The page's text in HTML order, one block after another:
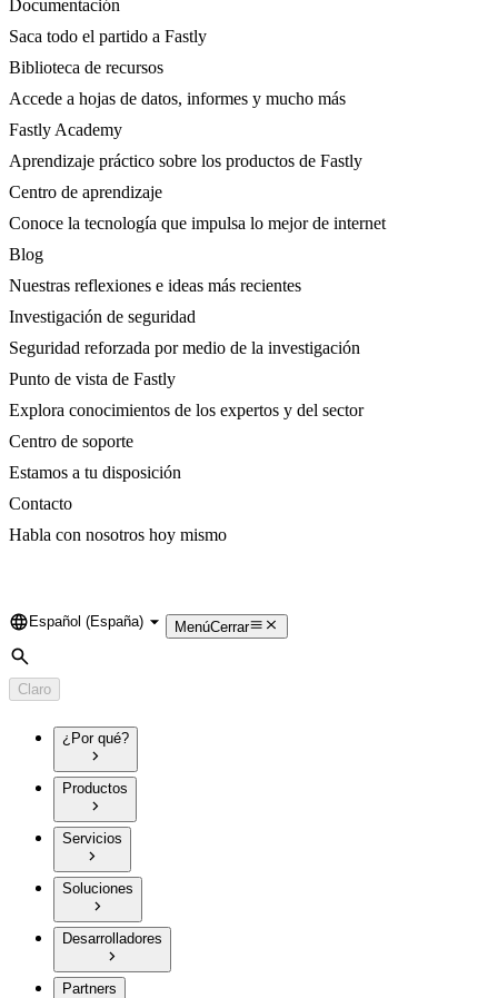
Documentación
Saca todo el partido a Fastly
Biblioteca de recursos
Accede a hojas de datos, informes y mucho más
Fastly Academy
Aprendizaje práctico sobre los productos de Fastly
Centro de aprendizaje
Conoce la tecnología que impulsa lo mejor de internet
Blog
Nuestras reflexiones e ideas más recientes
Investigación de seguridad
Seguridad reforzada por medio de la investigación
Punto de vista de Fastly
Explora conocimientos de los expertos y del sector
Centro de soporte
Estamos a tu disposición
Contacto
Habla con nosotros hoy mismo
Language
Español (España) MenúCerrar
Búsqueda
Claro
¿Por qué?
Productos
Servicios
Soluciones
Desarrolladores
Partners